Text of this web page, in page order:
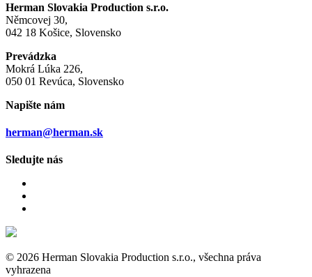
Herman Slovakia Production s.r.o.
Němcovej 30,
042 18 Košice, Slovensko
Prevádzka
Mokrá Lúka 226,
050 01 Revúca, Slovensko
Napište nám
herman@herman.sk
Sledujte nás
© 2026 Herman Slovakia Production s.r.o., všechna práva
vyhrazena